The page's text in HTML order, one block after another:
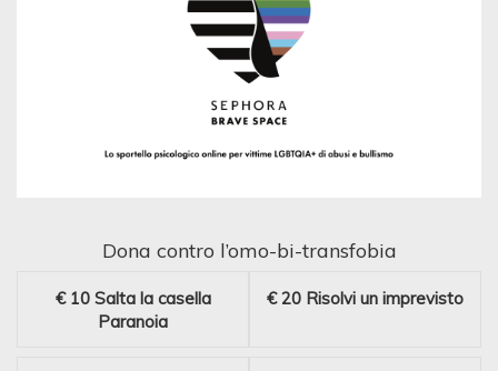
Dona contro l’omo-bi-transfobia
€ 10 Salta la casella
Paranoia
€ 20 Risolvi un imprevisto